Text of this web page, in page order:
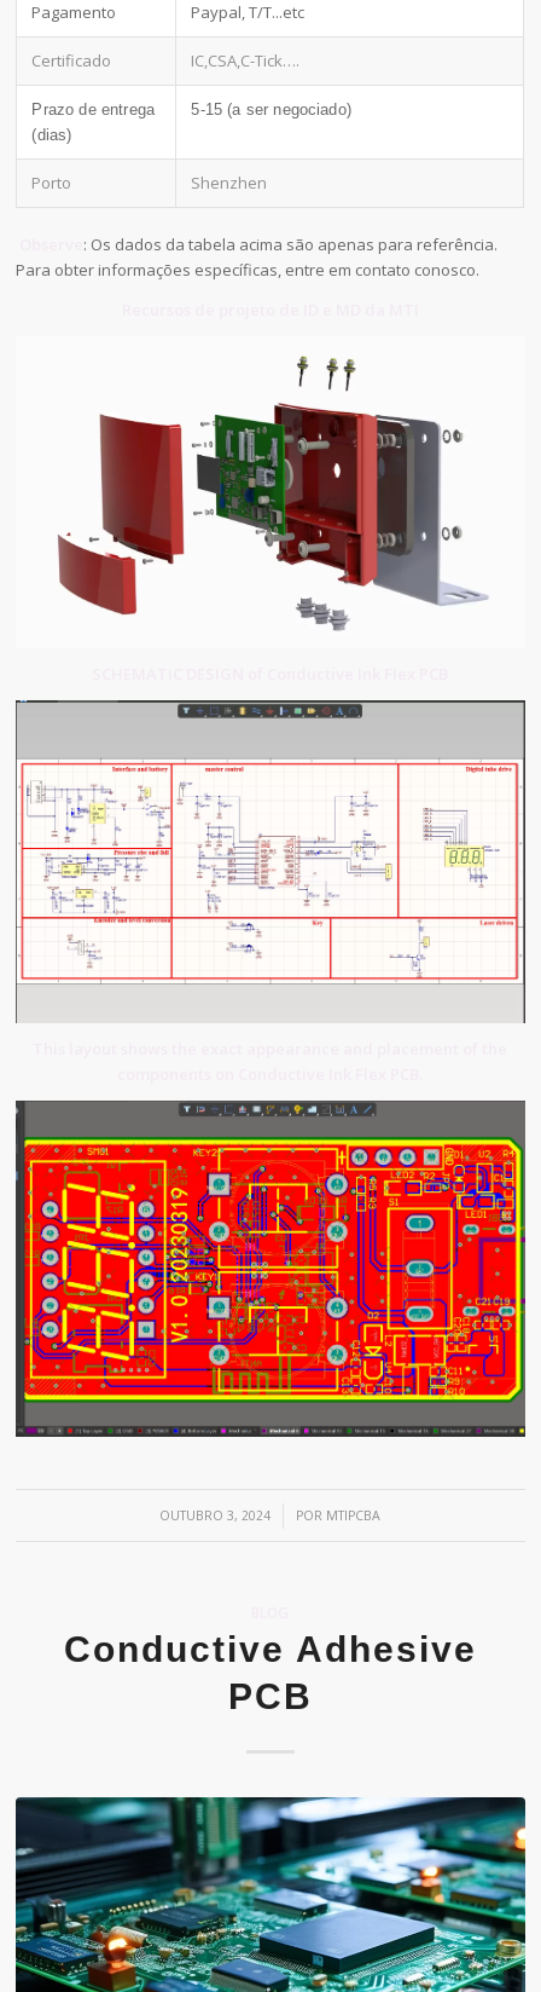
Pagamento Paypal, T/T...etc
Certificado IC,CSA,C-Tick….
Prazo de entrega
(dias)
5-15 (a ser negociado)
Porto Shenzhen
: Os dados da tabela acima são apenas para referência.
Para obter informações específicas, entre em contato conosco.
OUTUBRO 3, 2024
/ POR MTIPCBA
Conductive Adhesive
PCB